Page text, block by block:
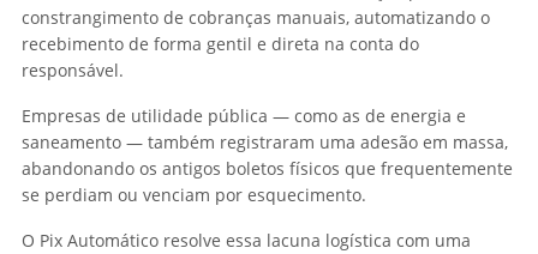
constrangimento de cobranças manuais, automatizando o
recebimento de forma gentil e direta na conta do
responsável.
Empresas de utilidade pública — como as de energia e
saneamento — também registraram uma adesão em massa,
abandonando os antigos boletos físicos que frequentemente
se perdiam ou venciam por esquecimento.
O Pix Automático resolve essa lacuna logística com uma